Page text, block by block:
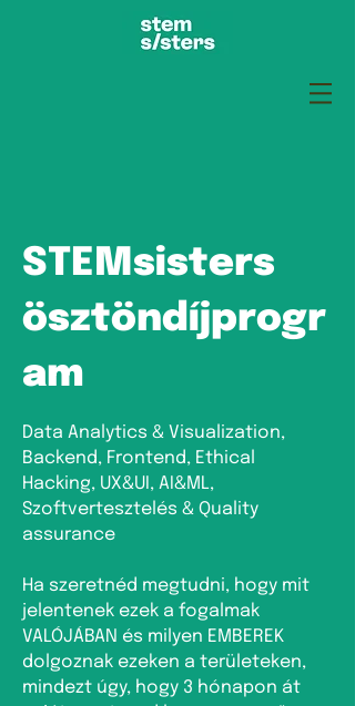
STEMsisters
ösztöndíjprogr
am
Data Analytics & Visualization,
Backend, Frontend, Ethical
Hacking, UX&UI, AI&ML,
Szoftvertesztelés & Quality
assurance
Ha szeretnéd megtudni, hogy mit
jelentenek ezek a fogalmak
VALÓJÁBAN és milyen EMBEREK
dolgoznak ezeken a területeken,
mindezt úgy, hogy 3 hónapon át